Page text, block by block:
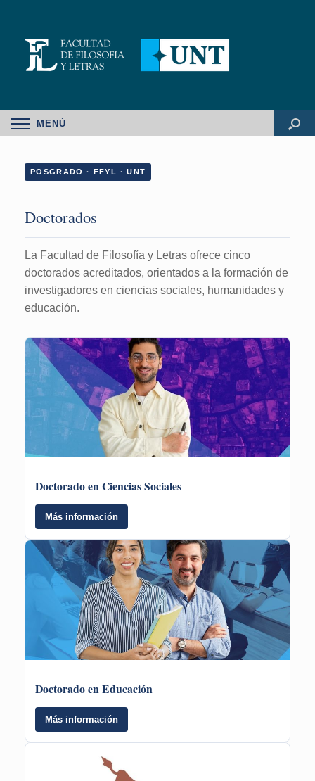
MENÚ
POSGRADO · FFYL · UNT
Doctorados
La Facultad de Filosofía y Letras ofrece cinco
doctorados acreditados, orientados a la formación de
investigadores en ciencias sociales, humanidades y
educación.
Doctorado en Ciencias Sociales
Más información
Doctorado en Educación
Más información